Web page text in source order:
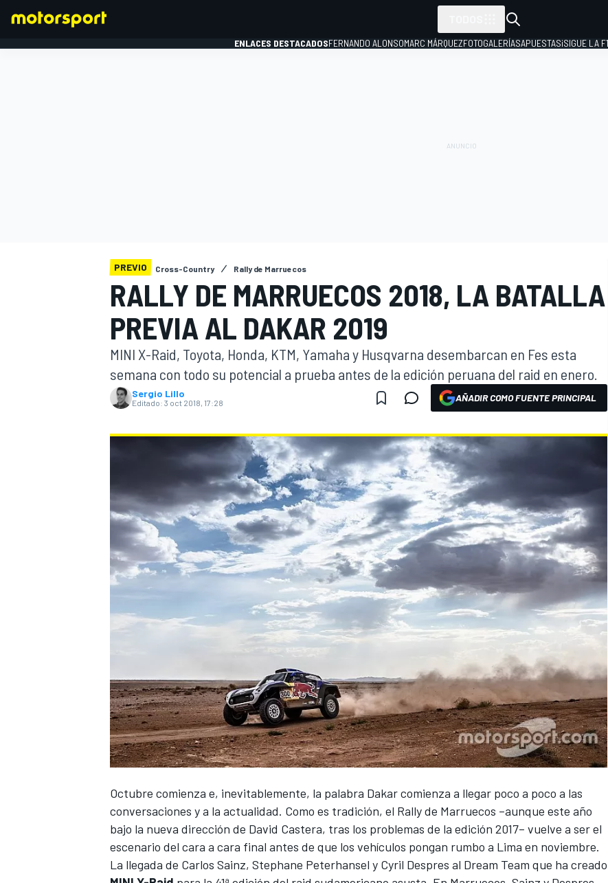
WEC FÓRMULA E
ENLACES DESTACADOSFERNANDO ALONSOMARC MÁRQUEZFOTOGALERÍASAPUESTAS¡SIGUE LA
PREVIO Cross-Country Rally de Marruecos
RALLY DE MARRUECOS 2018, LA BATALLA
PREVIA AL DAKAR 2019
MINI X-Raid, Toyota, Honda, KTM, Yamaha y Husqvarna desembarcan en Fes esta
semana con todo su potencial a prueba antes de la edición peruana del raid en enero.
Sergio Lillo
Editado: 3 oct 2018, 17:28 AÑADIR COMO FUENTE PRINCIPAL
Octubre comienza e, inevitablemente, la palabra Dakarcomienza a llegar poco a poco a las
conversaciones y a la actualidad. Como es tradición, el Rally de Marruecos –aunque este año
bajo la nueva dirección de David Castera, tras los problemas de la edición 2017– vuelve a ser el
escenario del cara a cara final antes de que los vehículos pongan rumbo a Lima en noviembre.
La llegada de Carlos Sainz, Stephane Peterhansel y Cyril Despres al Dream Team que ha creado